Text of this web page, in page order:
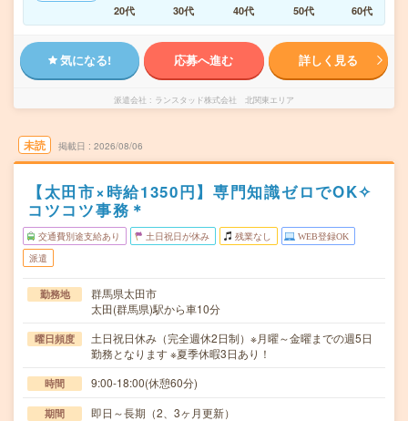
20代
30代 40代 50代 60代
気になる! 応募へ進む 詳しく見る
派遣会社 ランスタッド株式会社 北関東エリア
未読 掲載日 2026/08/06
【太田市×時給1350円】専門知識ゼロでOK✧
コツコツ事務＊
交通費別途支給あり 土日祝日が休み 残業なし WEB登録OK
派遣
勤務地
群馬県太田市
太田(群馬県)駅から車10分
曜日頻度
土日祝日休み（完全週休2日制）※月曜～金曜までの週5日
勤務となります ※夏季休暇3日あり！
時間 9:00-18:00(休憩60分)
期間 即日～長期（2、3ヶ月更新）